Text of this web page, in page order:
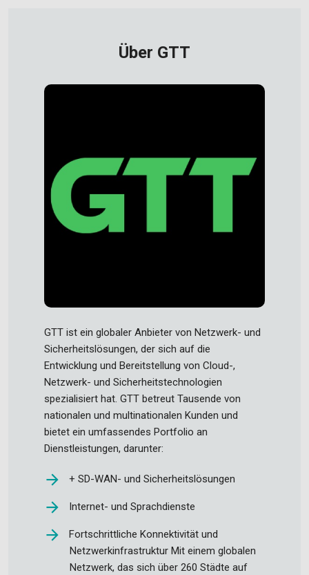
Über GTT
GTT ist ein globaler Anbieter von Netzwerk- und
Sicherheitslösungen, der sich auf die
Entwicklung und Bereitstellung von Cloud-,
Netzwerk- und Sicherheitstechnologien
spezialisiert hat. GTT betreut Tausende von
nationalen und multinationalen Kunden und
bietet ein umfassendes Portfolio an
Dienstleistungen, darunter:
+ SD-WAN- und Sicherheitslösungen
Internet- und Sprachdienste
Fortschrittliche Konnektivität und
Netzwerkinfrastruktur Mit einem globalen
Netzwerk, das sich über 260 Städte auf